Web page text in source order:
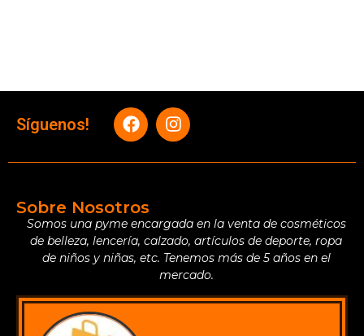
Síguenos!
Sobre Nosotros
Somos una pyme encargada en la venta de cosméticos
de belleza, lencería, calzado, artículos de deporte, ropa
de niños y niñas, etc. Tenemos más de 5 años en el
mercado.